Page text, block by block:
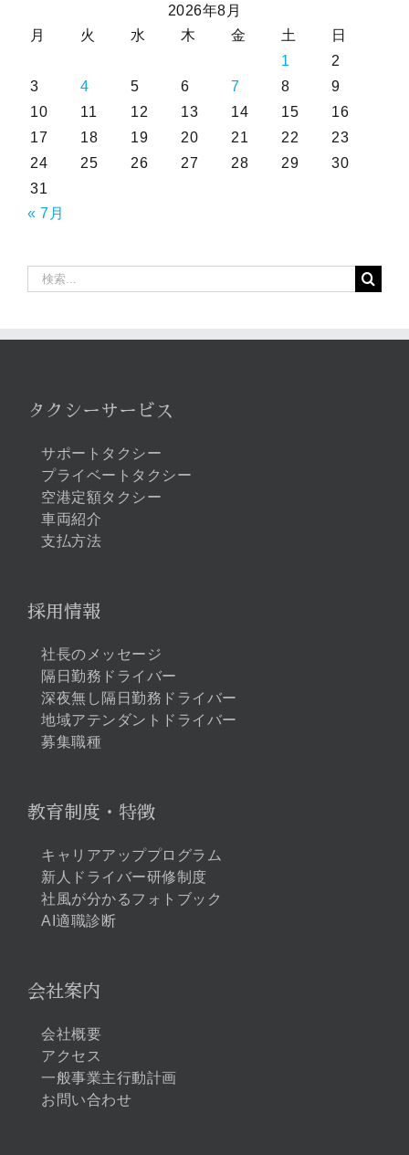
2026年8月
月
火 水 木 金 土
日
1
2
3
4 5 6 7 8
9
10
11 12 13 14 15
16
17
18 19 20 21 22
23
24
25 26 27 28 29
30
31
« 7月
索
タクシーサービス
サポートタクシー
プライベートタクシー
空港定額タクシー
車両紹介
支払方法
採用情報
社長のメッセージ
隔日勤務ドライバー
深夜無し隔日勤務ドライバー
地域アテンダントドライバー
募集職種
教育制度・特徴
キャリアアッププログラム
新人ドライバー研修制度
社風が分かるフォトブック
AI適職診断
会社案内
会社概要
アクセス
一般事業主行動計画
お問い合わせ